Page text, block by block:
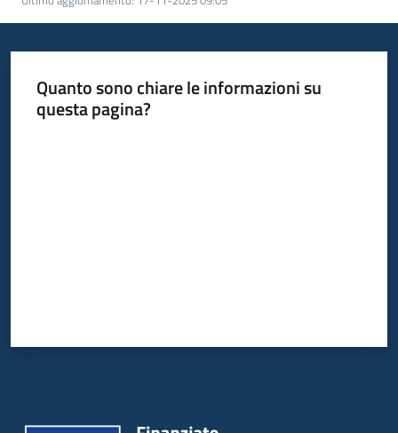
Quanto sono chiare le informazioni su
questa pagina?